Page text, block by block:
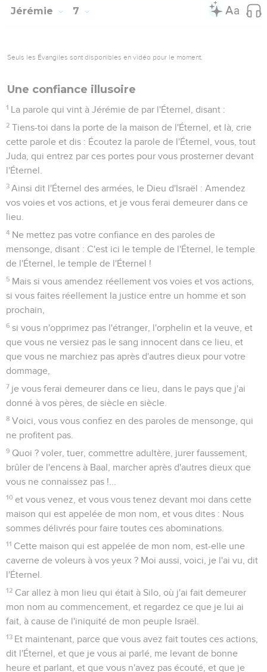
Jérémie 7
Seuls les Évangiles sont disponibles en vidéo pour le moment.
Une confiance illusoire
1 La parole qui vint à Jérémie de par l'Éternel, disant :
2 Tiens-toi dans la porte de la maison de l'Éternel, et là, crie
cette parole et dis : Écoutez la parole de l'Éternel, vous, tout
Juda, qui entrez par ces portes pour vous prosterner devant
l'Éternel.
3 Ainsi dit l'Éternel des armées, le Dieu d'Israël : Amendez
vos voies et vos actions, et je vous ferai demeurer dans ce
lieu.
4 Ne mettez pas votre confiance en des paroles de
mensonge, disant : C'est ici le temple de l'Éternel, le temple
de l'Éternel, le temple de l'Éternel !
5 Mais si vous amendez réellement vos voies et vos actions,
si vous faites réellement la justice entre un homme et son
prochain,
6 si vous n'opprimez pas l'étranger, l'orphelin et la veuve, et
que vous ne versiez pas le sang innocent dans ce lieu, et
que vous ne marchiez pas après d'autres dieux pour votre
dommage,
7 je vous ferai demeurer dans ce lieu, dans le pays que j'ai
donné à vos pères, de siècle en siècle.
8 Voici, vous vous confiez en des paroles de mensonge, qui
ne profitent pas.
9 Quoi ? voler, tuer, commettre adultère, jurer faussement,
brûler de l'encens à Baal, marcher après d'autres dieux que
vous ne connaissez pas !...
10 et vous venez, et vous vous tenez devant moi dans cette
maison qui est appelée de mon nom, et vous dites : Nous
sommes délivrés pour faire toutes ces abominations.
11 Cette maison qui est appelée de mon nom, est-elle une
caverne de voleurs à vos yeux ? Moi aussi, voici, je l'ai vu, dit
l'Éternel.
12 Car allez à mon lieu qui était à Silo, où j'ai fait demeurer
mon nom au commencement, et regardez ce que je lui ai
fait, à cause de l'iniquité de mon peuple Israël.
13 Et maintenant, parce que vous avez fait toutes ces actions,
dit l'Éternel, et que je vous ai parlé, me levant de bonne
heure et parlant, et que vous n'avez pas écouté, et que je